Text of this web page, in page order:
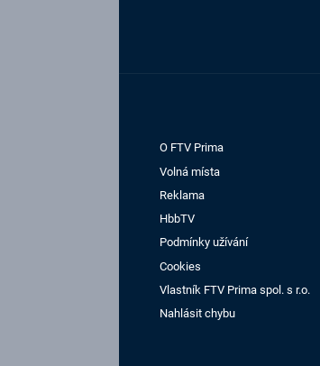
O FTV Prima
Volná místa
Reklama
HbbTV
Podmínky užívání
Cookies
Vlastník FTV Prima spol. s r.o.
Nahlásit chybu